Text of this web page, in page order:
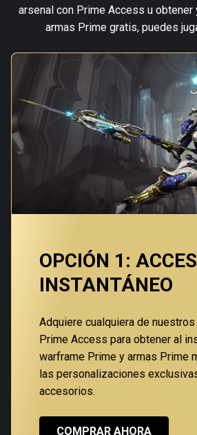
arsenal con Prime Access u obtener
armas Prime gratis, puedes
OPCIÓN 1:
INSTANTÁNEO
Adquiere cualquiera de
Prime Access para obtener al
warframe Prime y armas Prime
las personalizaciones
accesorios.
COMPRAR AHORA